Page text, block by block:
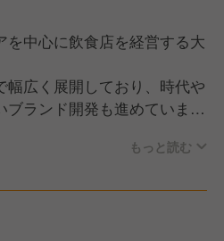
を中心に飲食店を経営する大
幅広く展開しており、時代や
ランド開発も進めていま
開を進めていきたいので、人
静岡県沼津市にある洋食レス
もっと読む